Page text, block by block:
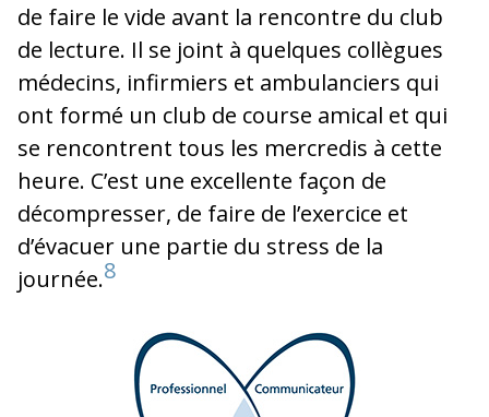
de faire le vide avant la rencontre du club
de lecture. Il se joint à quelques collègues
médecins, infirmiers et ambulanciers qui
ont formé un club de course amical et qui
se rencontrent tous les mercredis à cette
heure. C’est une excellente façon de
décompresser, de faire de l’exercice et
d’évacuer une partie du stress de la
journée.8